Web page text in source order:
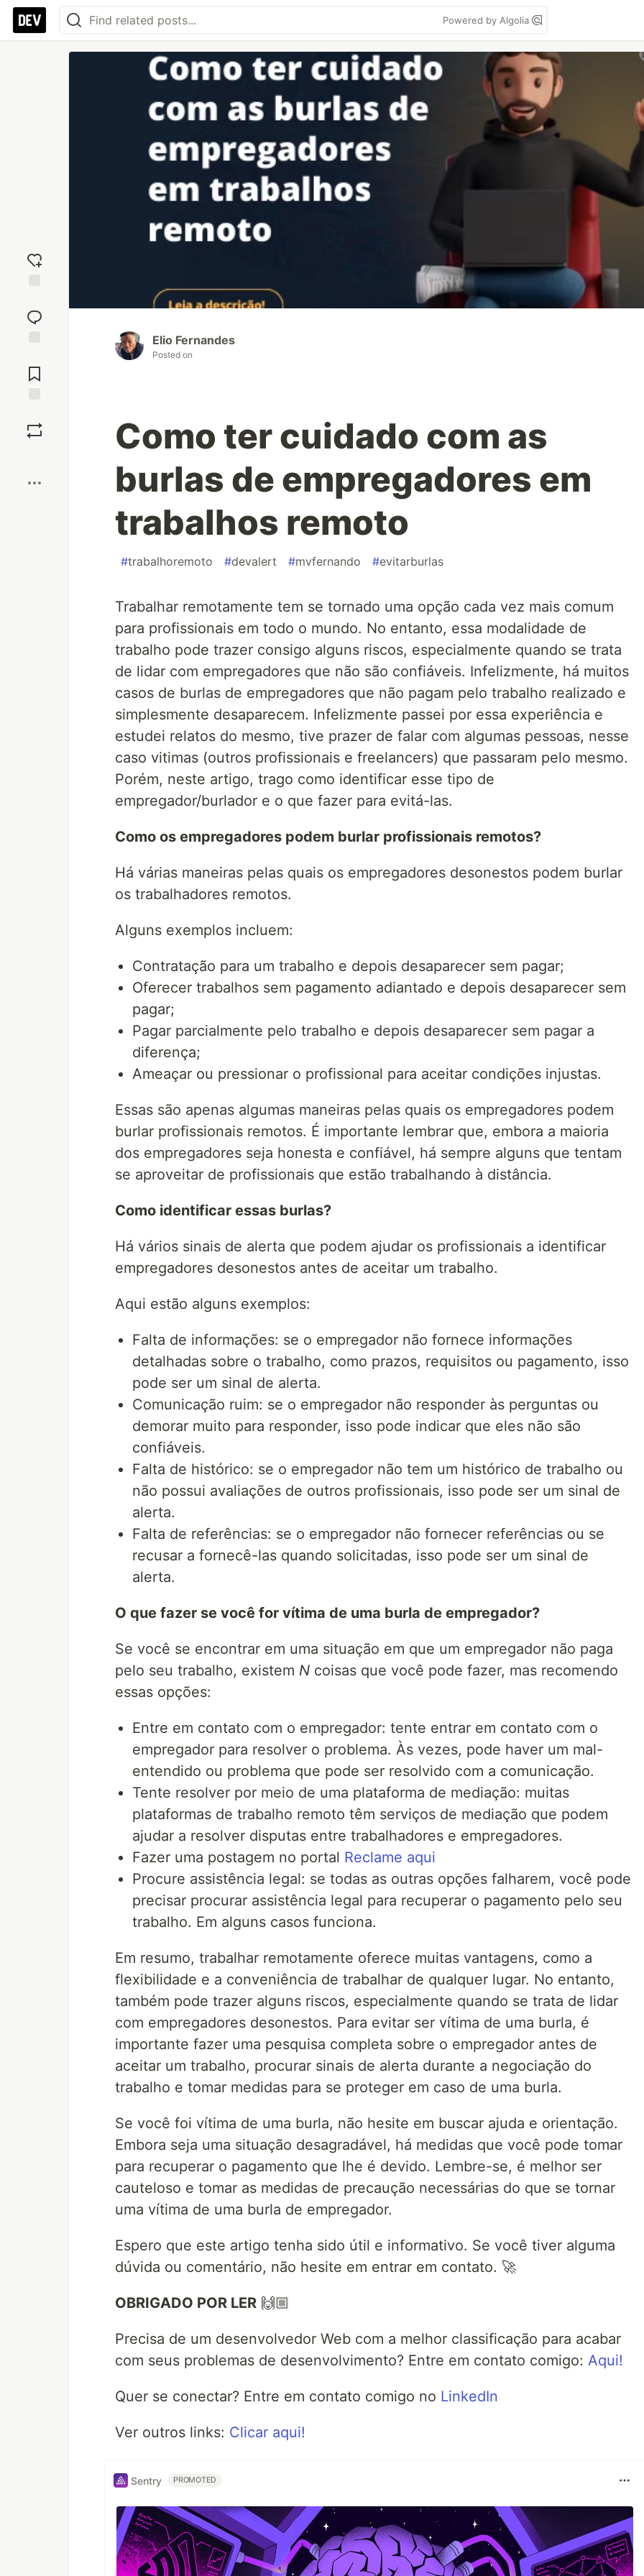
Powered by Algolia
reaction
Comments
Elio Fernandes
Posted on
Como ter cuidado com as
burlas de empregadores em
trabalhos remoto
#trabalhoremoto #devalert #mvfernando #evitarburlas
Trabalhar remotamente tem se tornado uma opção cada vez mais comum
para profissionais em todo o mundo. No entanto, essa modalidade de
trabalho pode trazer consigo alguns riscos, especialmente quando se trata
de lidar com empregadores que não são confiáveis. Infelizmente, há muitos
casos de burlas de empregadores que não pagam pelo trabalho realizado e
simplesmente desaparecem. Infelizmente passei por essa experiência e
estudei relatos do mesmo, tive prazer de falar com algumas pessoas, nesse
caso vitimas (outros profissionais e freelancers) que passaram pelo mesmo.
Porém, neste artigo, trago como identificar esse tipo de
empregador/burlador e o que fazer para evitá-las.
Como os empregadores podem burlar profissionais remotos?
Há várias maneiras pelas quais os empregadores desonestos podem burlar
os trabalhadores remotos.
Alguns exemplos incluem:
Contratação para um trabalho e depois desaparecer sem pagar;
Oferecer trabalhos sem pagamento adiantado e depois desaparecer sem
pagar;
Pagar parcialmente pelo trabalho e depois desaparecer sem pagar a
diferença;
Ameaçar ou pressionar o profissional para aceitar condições injustas.
Essas são apenas algumas maneiras pelas quais os empregadores podem
burlar profissionais remotos. É importante lembrar que, embora a maioria
dos empregadores seja honesta e confiável, há sempre alguns que tentam
se aproveitar de profissionais que estão trabalhando à distância.
Como identificar essas burlas?
Há vários sinais de alerta que podem ajudar os profissionais a identificar
empregadores desonestos antes de aceitar um trabalho.
Aqui estão alguns exemplos:
Falta de informações: se o empregador não fornece informações
detalhadas sobre o trabalho, como prazos, requisitos ou pagamento, isso
pode ser um sinal de alerta.
Comunicação ruim: se o empregador não responder às perguntas ou
demorar muito para responder, isso pode indicar que eles não são
confiáveis.
Falta de histórico: se o empregador não tem um histórico de trabalho ou
não possui avaliações de outros profissionais, isso pode ser um sinal de
alerta.
Falta de referências: se o empregador não fornecer referências ou se
recusar a fornecê-las quando solicitadas, isso pode ser um sinal de
alerta.
O que fazer se você for vítima de uma burla de empregador?
Se você se encontrar em uma situação em que um empregador não paga
pelo seu trabalho, existem N coisas que você pode fazer, mas recomendo
essas opções:
Entre em contato com o empregador: tente entrar em contato com o
empregador para resolver o problema. Às vezes, pode haver um mal-
entendido ou problema que pode ser resolvido com a comunicação.
Tente resolver por meio de uma plataforma de mediação: muitas
plataformas de trabalho remoto têm serviços de mediação que podem
ajudar a resolver disputas entre trabalhadores e empregadores.
Fazer uma postagem no portal Reclame aqui
Procure assistência legal: se todas as outras opções falharem, você pode
precisar procurar assistência legal para recuperar o pagamento pelo seu
trabalho. Em alguns casos funciona.
Em resumo, trabalhar remotamente oferece muitas vantagens, como a
flexibilidade e a conveniência de trabalhar de qualquer lugar. No entanto,
também pode trazer alguns riscos, especialmente quando se trata de lidar
com empregadores desonestos. Para evitar ser vítima de uma burla, é
importante fazer uma pesquisa completa sobre o empregador antes de
aceitar um trabalho, procurar sinais de alerta durante a negociação do
trabalho e tomar medidas para se proteger em caso de uma burla.
Se você foi vítima de uma burla, não hesite em buscar ajuda e orientação.
Embora seja uma situação desagradável, há medidas que você pode tomar
para recuperar o pagamento que lhe é devido. Lembre-se, é melhor ser
cauteloso e tomar as medidas de precaução necessárias do que se tornar
uma vítima de uma burla de empregador.
Espero que este artigo tenha sido útil e informativo. Se você tiver alguma
dúvida ou comentário, não hesite em entrar em contato. 🚀
OBRIGADO POR LER 🙌🏼
Precisa de um desenvolvedor Web com a melhor classificação para acabar
com seus problemas de desenvolvimento? Entre em contato comigo: Aqui!
Quer se conectar? Entre em contato comigo no LinkedIn
Ver outros links: Clicar aqui!
Sentry PROMOTED